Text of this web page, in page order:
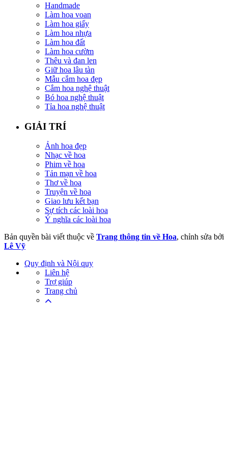
Handmade
Làm hoa voan
Làm hoa giấy
Làm hoa nhựa
Làm hoa đất
Làm hoa cườm
Thêu và đan len
Giữ hoa lâu tàn
Mẫu cắm hoa đẹp
Cắm hoa nghệ thuật
Bó hoa nghệ thuật
Tỉa hoa nghệ thuật
GIẢI TRÍ
Ảnh hoa đẹp
Nhạc về hoa
Phim về hoa
Tản mạn về hoa
Thơ về hoa
Truyện về hoa
Giao lưu kết bạn
Sự tích các loài hoa
Ý nghĩa các loài hoa
Bản quyền bài viết thuộc về Trang thông tin về Hoa, chỉnh sửa bởi
Lê Vỹ
Quy định và Nội quy
Liên hệ
Trợ giúp
Trang chủ